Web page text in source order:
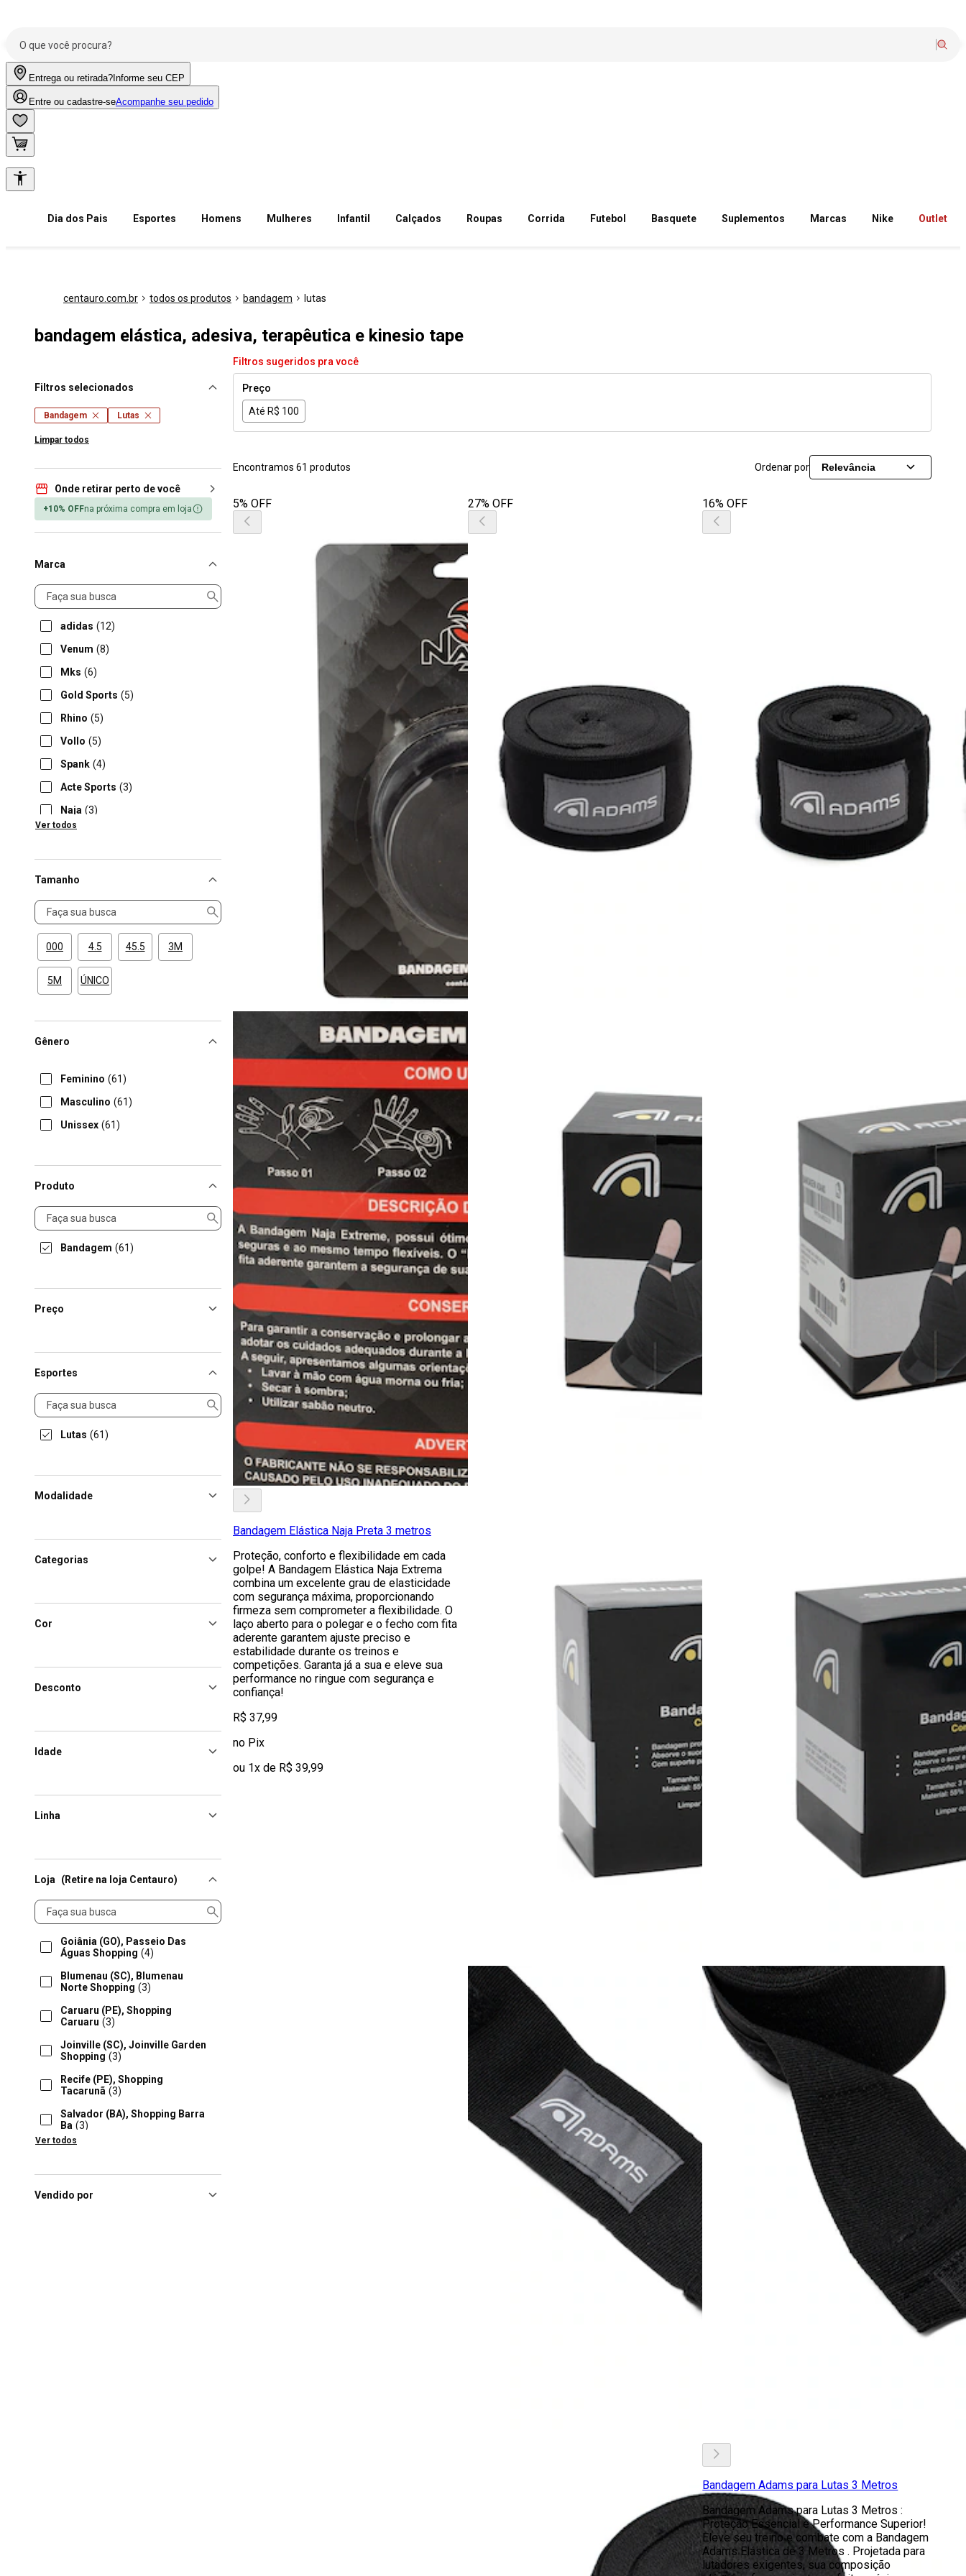
Entrega ou retirada? Informe seu CEP
Entre ou cadastre-seAcompanhe seu pedido
Dia dos Pais Esportes Homens Mulheres Infantil Calçados Roupas Corrida Futebol Basquete Suplementos Marcas Nike Outlet
centauro.com.br todos os produtos bandagem lutas
bandagem elástica, adesiva, terapêutica e kinesio tape
Filtros selecionados
Bandagem Lutas
Limpar todos
Onde retirar perto de você
+10% OFFna próxima compra em loja
Marca
Marca
adidas (12)
Venum (8)
Mks (6)
Gold Sports (5)
Rhino (5)
Vollo (5)
Spank (4)
Acte Sports (3)
Naja (3)
Adams
Ver todos
Tamanho
Tamanho
000 4.5 45.5 3M
5M ÚNICO
Gênero
Feminino (61)
Masculino (61)
Unissex (61)
Produto
Produto
Bandagem (61)
Preço
Esportes
Esportes
Lutas (61)
Modalidade
Categorias
Cor
Desconto
Idade
Linha
Loja (Retire na loja Centauro)
Loja
Goiânia (GO), Passeio Das
Águas Shopping (4)
Blumenau (SC), Blumenau
Norte Shopping (3)
Caruaru (PE), Shopping
Caruaru (3)
Joinville (SC), Joinville Garden
Shopping (3)
Recife (PE), Shopping
Tacarunã (3)
Salvador (BA), Shopping Barra
Ba (3)
Sao Jose (SC), Shopping
Vitória
Ver todos
Vendido por
Filtros sugeridos pra você
Preço
Até R$ 100
Encontramos 61 produtos Ordenar por Relevância
5% OFF
Bandagem Elástica Naja Preta 3 metros
Proteção, conforto e flexibilidade em cada
golpe! A Bandagem Elástica Naja Extrema
combina um excelente grau de elasticidade
com segurança máxima, proporcionando
firmeza sem comprometer a flexibilidade. O
laço aberto para o polegar e o fecho com fita
aderente garantem ajuste preciso e
estabilidade durante os treinos e
competições. Garanta já a sua e eleve sua
performance no ringue com segurança e
confiança!
R$ 37,99
no Pix
ou 1x de R$ 39,99
27% OFF 16% OFF
Bandagem Adams para Lutas 3 Metros
Bandagem Adams para Lutas 3 Metros :
Proteção Essencial e Performance Superior!
Eleve seu treino e combate com a Bandagem
Adams Elástica de 3 Metros . Projetada para
lutadores exigentes, sua composição